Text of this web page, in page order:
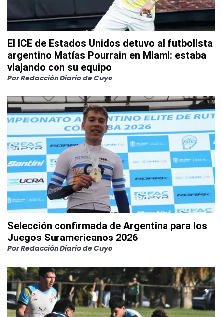
El ICE de Estados Unidos detuvo al futbolista
argentino Matías Pourrain en Miami: estaba
viajando con su equipo
PorRedacción Diario de Cuyo
Selección confirmada de Argentina para los
Juegos Suramericanos 2026
PorRedacción Diario de Cuyo